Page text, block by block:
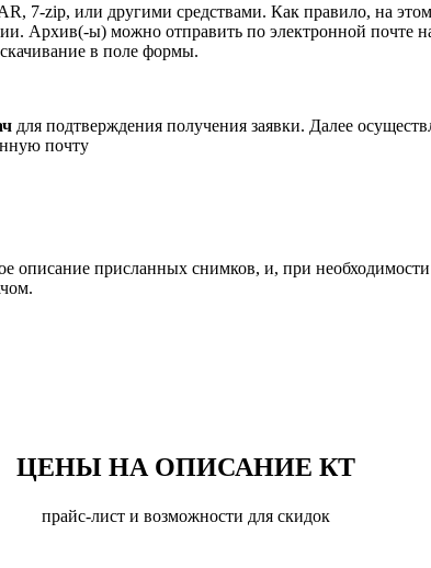
7-zip, или другими средствами. Как правило, на
Архив(-ы) можно отправить по электронной почте
в поле формы.
для подтверждения получения заявки. Далее
почту
описание присланных снимков, и, при
ЦЕНЫ НА ОПИСАНИЕ КТ
прайс-лист и возможности для скидок